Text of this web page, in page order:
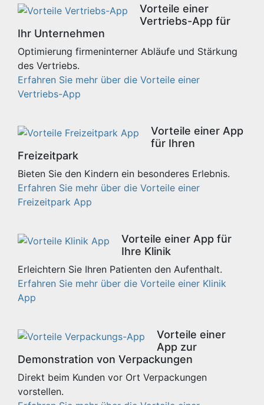
Vorteile einer
Vertriebs-App für
Ihr Unternehmen
Optimierung firmeninterner Abläufe und Stärkung
des Vertriebs.
Erfahren Sie mehr über die Vorteile einer
Vertriebs-App
Vorteile einer App
für Ihren
Freizeitpark
Bieten Sie den Kindern ein besonderes Erlebnis.
Erfahren Sie mehr über die Vorteile einer
Freizeitpark App
Vorteile einer App für
Ihre Klinik
Erleichtern Sie Ihren Patienten den Aufenthalt.
Erfahren Sie mehr über die Vorteile einer Klinik
App
Vorteile einer
App zur
Demonstration von Verpackungen
Direkt beim Kunden vor Ort Verpackungen
vorstellen.